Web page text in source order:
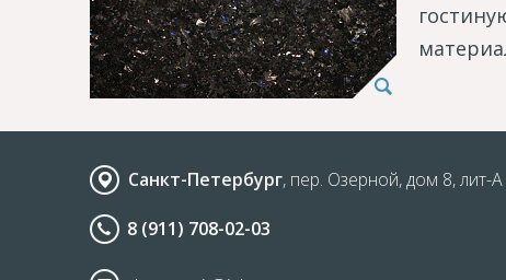
Санкт-Петербург, пер. Озерной, дом 8, лит-А
8 (911) 708-02-03